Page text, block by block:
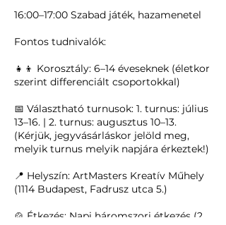
16:00–17:00 Szabad játék, hazamenetel
Fontos tudnivalók:
👧👦 Korosztály: 6–14 éveseknek (életkor
szerint differenciált csoportokkal)
📅 Választható turnusok: 1. turnus: július
13–16. | 2. turnus: augusztus 10–13.
(Kérjük, jegyvásárláskor jelöld meg,
melyik turnus melyik napjára érkeztek!)
📍 Helyszín: ArtMasters Kreatív Műhely
(1114 Budapest, Fadrusz utca 5.)
🍲 Étkezés: Napi háromszori étkezés (2